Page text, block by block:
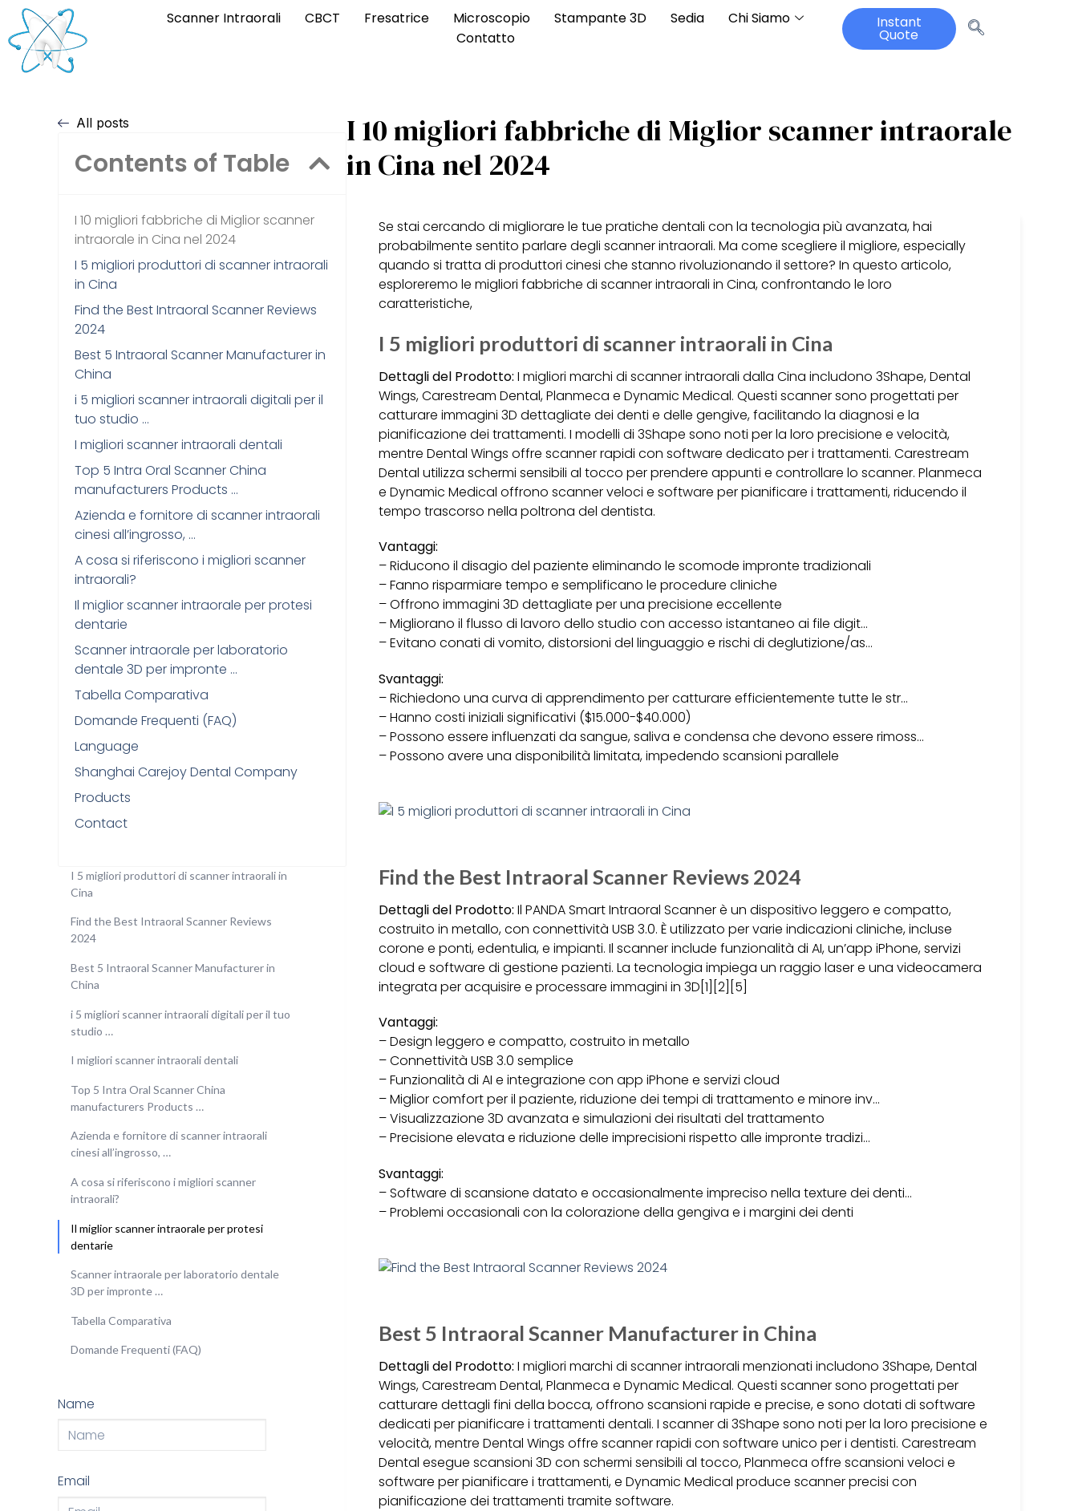
Scanner Intraorali CBCT Fresatrice Microscopio Stampante 3D Sedia
Chi Siamo
Contatto
Instant
Quote
All posts
Contents of Table
I 10 migliori fabbriche di Miglior scanner
intraorale in Cina nel 2024
I 5 migliori produttori di scanner intraorali
in Cina
Find the Best Intraoral Scanner Reviews
2024
Best 5 Intraoral Scanner Manufacturer in
China
i 5 migliori scanner intraorali digitali per il
tuo studio …
I migliori scanner intraorali dentali
Top 5 Intra Oral Scanner China
manufacturers Products …
Azienda e fornitore di scanner intraorali
cinesi all’ingrosso, …
A cosa si riferiscono i migliori scanner
intraorali?
Il miglior scanner intraorale per protesi
dentarie
Scanner intraorale per laboratorio
dentale 3D per impronte …
Tabella Comparativa
Domande Frequenti (FAQ)
Language
Shanghai Carejoy Dental Company
Products
Contact
I 5 migliori produttori di scanner intraorali in
Cina
Find the Best Intraoral Scanner Reviews
2024
Best 5 Intraoral Scanner Manufacturer in
China
i 5 migliori scanner intraorali digitali per il tuo
studio …
I migliori scanner intraorali dentali
Top 5 Intra Oral Scanner China
manufacturers Products …
Azienda e fornitore di scanner intraorali
cinesi all’ingrosso, …
A cosa si riferiscono i migliori scanner
intraorali?
Il miglior scanner intraorale per protesi
dentarie
Scanner intraorale per laboratorio dentale
3D per impronte …
Tabella Comparativa
Domande Frequenti (FAQ)
Name
Email
I 10 migliori fabbriche di Miglior scanner intraorale
in Cina nel 2024
Se stai cercando di migliorare le tue pratiche dentali con la tecnologia più avanzata, hai
probabilmente sentito parlare degli scanner intraorali. Ma come scegliere il migliore, especially
quando si tratta di produttori cinesi che stanno rivoluzionando il settore? In questo articolo,
esploreremo le migliori fabbriche di scanner intraorali in Cina, confrontando le loro
caratteristiche,
I 5 migliori produttori di scanner intraorali in Cina
Dettagli del Prodotto: I migliori marchi di scanner intraorali dalla Cina includono 3Shape, Dental
Wings, Carestream Dental, Planmeca e Dynamic Medical. Questi scanner sono progettati per
catturare immagini 3D dettagliate dei denti e delle gengive, facilitando la diagnosi e la
pianificazione dei trattamenti. I modelli di 3Shape sono noti per la loro precisione e velocità,
mentre Dental Wings offre scanner rapidi con software dedicato per i trattamenti. Carestream
Dental utilizza schermi sensibili al tocco per prendere appunti e controllare lo scanner. Planmeca
e Dynamic Medical offrono scanner veloci e software per pianificare i trattamenti, riducendo il
tempo trascorso nella poltrona del dentista.
Vantaggi:
– Riducono il disagio del paziente eliminando le scomode impronte tradizionali
– Fanno risparmiare tempo e semplificano le procedure cliniche
– Offrono immagini 3D dettagliate per una precisione eccellente
– Migliorano il flusso di lavoro dello studio con accesso istantaneo ai file digit…
– Evitano conati di vomito, distorsioni del linguaggio e rischi di deglutizione/as…
Svantaggi:
– Richiedono una curva di apprendimento per catturare efficientemente tutte le str…
– Hanno costi iniziali significativi ($15.000-$40.000)
– Possono essere influenzati da sangue, saliva e condensa che devono essere rimoss…
– Possono avere una disponibilità limitata, impedendo scansioni parallele
Find the Best Intraoral Scanner Reviews 2024
Dettagli del Prodotto: Il PANDA Smart Intraoral Scanner è un dispositivo leggero e compatto,
costruito in metallo, con connettività USB 3.0. È utilizzato per varie indicazioni cliniche, incluse
corone e ponti, edentulia, e impianti. Il scanner include funzionalità di AI, un’app iPhone, servizi
cloud e software di gestione pazienti. La tecnologia impiega un raggio laser e una videocamera
integrata per acquisire e processare immagini in 3D[1][2][5]
Vantaggi:
– Design leggero e compatto, costruito in metallo
– Connettività USB 3.0 semplice
– Funzionalità di AI e integrazione con app iPhone e servizi cloud
– Miglior comfort per il paziente, riduzione dei tempi di trattamento e minore inv…
– Visualizzazione 3D avanzata e simulazioni dei risultati del trattamento
– Precisione elevata e riduzione delle imprecisioni rispetto alle impronte tradizi…
Svantaggi:
– Software di scansione datato e occasionalmente impreciso nella texture dei denti…
– Problemi occasionali con la colorazione della gengiva e i margini dei denti
Best 5 Intraoral Scanner Manufacturer in China
Dettagli del Prodotto: I migliori marchi di scanner intraorali menzionati includono 3Shape, Dental
Wings, Carestream Dental, Planmeca e Dynamic Medical. Questi scanner sono progettati per
catturare dettagli fini della bocca, offrono scansioni rapide e precise, e sono dotati di software
dedicati per pianificare i trattamenti dentali. I scanner di 3Shape sono noti per la loro precisione e
velocità, mentre Dental Wings offre scanner rapidi con software unico per i dentisti. Carestream
Dental esegue scansioni 3D con schermi sensibili al tocco, Planmeca offre scansioni veloci e
software per pianificare i trattamenti, e Dynamic Medical produce scanner precisi con
pianificazione dei trattamenti tramite software.